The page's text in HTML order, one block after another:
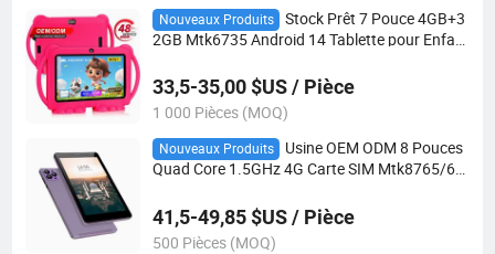
Nouveaux Produits
Stock Prêt 7 Pouce 4GB+3
2GB Mtk6735 Android 14 Tablette pour Enfant
Tablette Tablette pour Enfants
33,5-35,00 $US / Pièce
1 000 Pièces (MOQ)
Nouveaux Produits
Usine OEM ODM 8 Pouces
Quad Core 1.5GHz 4G Carte SIM Mtk8765/67
l'éducation des étudiants Cadeau
41,5-49,85 $US / Pièce
500 Pièces (MOQ)